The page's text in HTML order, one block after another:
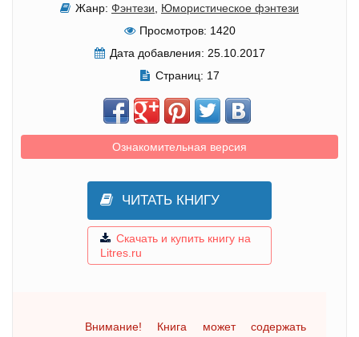
Жанр: Фэнтези
Юмористическое фэнтези
Просмотров: 1420
Дата добавления: 25.10.2017
Страниц: 17
Ознакомительная версия
ЧИТАТЬ КНИГУ
Скачать и купить книгу на
Litres.ru
Внимание! Книга может содержать